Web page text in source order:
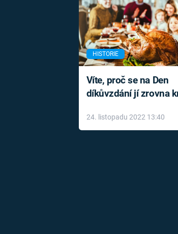
HISTORIE
Víte, proč se na Den
díkůvzdání jí zrovna
24. listopadu 2022 13:40